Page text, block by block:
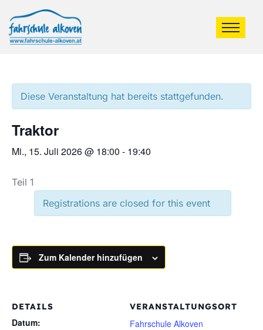
Diese Veranstaltung hat bereits stattgefunden.
Traktor
Mi., 15. Juli 2026 @ 18:00 - 19:40
Teil 1
Registrations are closed for this event
Zum Kalender hinzufügen
DETAILS
Datum:
VERANSTALTUNGSORT
Fahrschule Alkoven